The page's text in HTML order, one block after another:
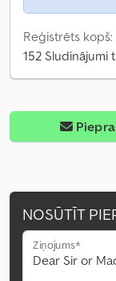
Reģistrēts kopš:
152 Sludinājumi
NOSŪTĪT
Ziņojums*